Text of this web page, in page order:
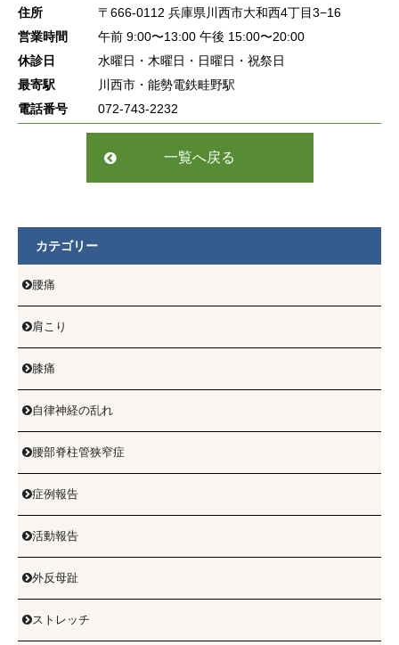
住所
〒666-0112 兵庫県川西市大和西4丁目3−16
営業時間
午前 9:00〜13:00 午後 15:00〜20:00
休診日
水曜日・木曜日・日曜日・祝祭日
最寄駅
川西市・能勢電鉄畦野駅
電話番号
072-743-2232
一覧へ戻る
カテゴリー
腰痛
肩こり
膝痛
自律神経の乱れ
腰部脊柱管狭窄症
症例報告
活動報告
外反母趾
ストレッチ